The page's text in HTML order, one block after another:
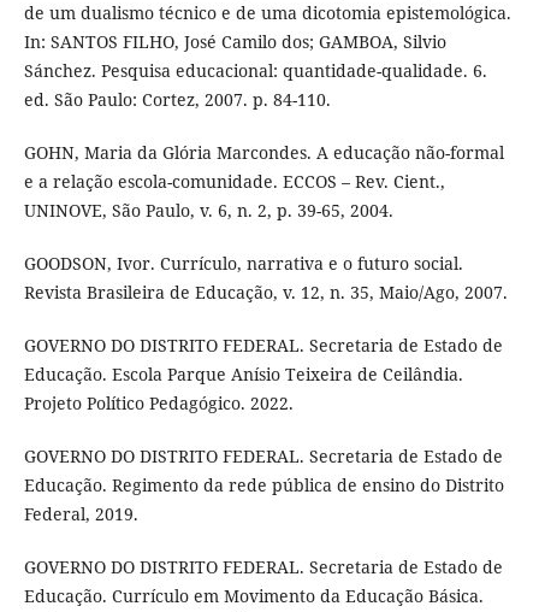
de um dualismo técnico e de uma dicotomia epistemológica.
In: SANTOS FILHO, José Camilo dos; GAMBOA, Silvio
Sánchez. Pesquisa educacional: quantidade-qualidade. 6.
ed. São Paulo: Cortez, 2007. p. 84-110.
GOHN, Maria da Glória Marcondes. A educação não-formal
e a relação escola-comunidade. ECCOS – Rev. Cient.,
UNINOVE, São Paulo, v. 6, n. 2, p. 39-65, 2004.
GOODSON, Ivor. Currículo, narrativa e o futuro social.
Revista Brasileira de Educação, v. 12, n. 35, Maio/Ago, 2007.
GOVERNO DO DISTRITO FEDERAL. Secretaria de Estado de
Educação. Escola Parque Anísio Teixeira de Ceilândia.
Projeto Político Pedagógico. 2022.
GOVERNO DO DISTRITO FEDERAL. Secretaria de Estado de
Educação. Regimento da rede pública de ensino do Distrito
Federal, 2019.
GOVERNO DO DISTRITO FEDERAL. Secretaria de Estado de
Educação. Currículo em Movimento da Educação Básica.